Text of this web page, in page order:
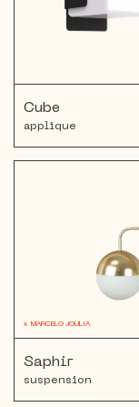
Cube
applique
x MARCELO JOULIA
Saphir
suspension